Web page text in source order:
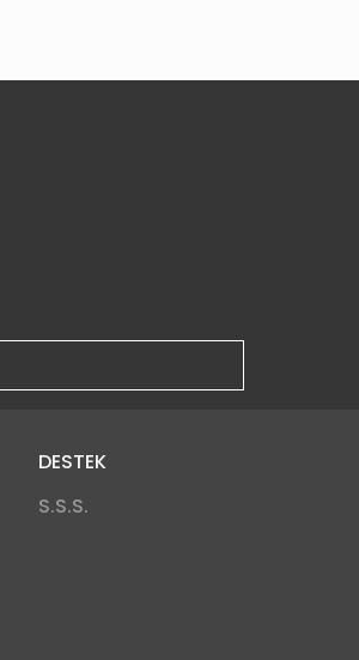
DESTEK
S.S.S.